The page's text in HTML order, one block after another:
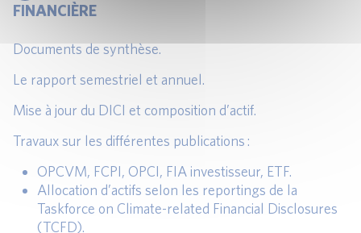
FINANCIÈRE
Documents de synthèse.
Le rapport semestriel et annuel.
Mise à jour du DICI et composition d’actif.
Travaux sur les différentes publications :
OPCVM, FCPI, OPCI, FIA investisseur, ETF.
Allocation d’actifs selon les reportings de la
Taskforce on Climate-related Financial Disclosures
(TCFD).